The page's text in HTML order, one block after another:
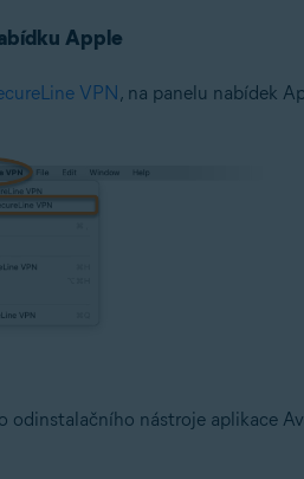
API 23) a novější
Apple
VPN, na panelu nabídek
odinstalačního nástroje aplikace